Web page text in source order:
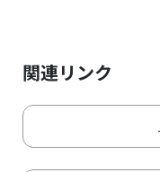
関連リンク